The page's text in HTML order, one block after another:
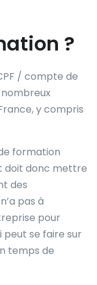
?
/ compte de
y compris
formation
doit donc mettre
des
pas à
pour
peut se faire sur
temps de